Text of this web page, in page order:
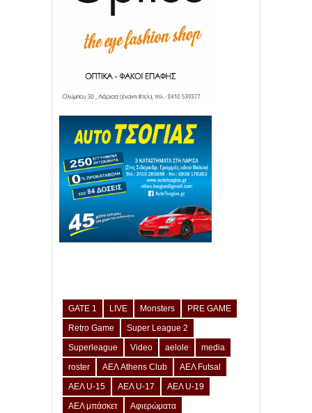
GATE 1 LIVE Monsters
PRE GAME
Retro Game
Super League 2
Superleague
Video aelole
media
roster
ΑΕΛ Athens Club
ΑΕΛ Futsal
ΑΕΛ U-15
ΑΕΛ U-17
ΑΕΛ U-19
ΑΕΛ μπάσκετ
Αφιερώματα